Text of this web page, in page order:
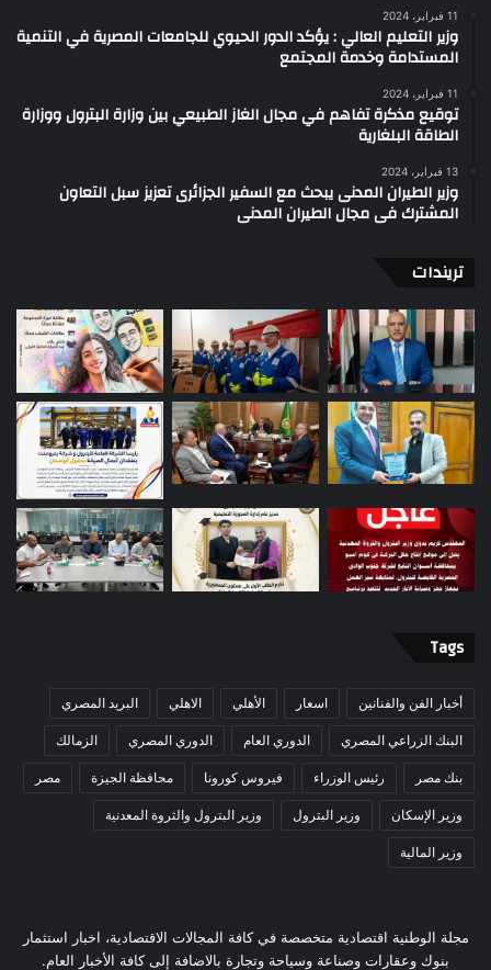
11 فبراير، 2024
وزير التعليم العالي : يؤكد الدور الحيوي للجامعات المصرية في التنمية
المستدامة وخدمة المجتمع
11 فبراير، 2024
توقيع مذكرة تفاهم في مجال الغاز الطبيعي بين وزارة البترول ووزارة
الطاقة البلغارية
13 فبراير، 2024
وزير الطيران المدنى يبحث مع السفير الجزائرى تعزيز سبل التعاون
المشترك فى مجال الطيران المدنى
تريندات
Tags
أخبار الفن والفنانين اسعار الأهلي الاهلي البريد المصري
البنك الزراعي المصري الدوري العام الدوري المصري الزمالك
بنك مصر رئيس الوزراء فيروس كورونا محافظة الجيزة مصر
وزير الإسكان وزير البترول وزير البترول والثروة المعدنية
وزير المالية
مجلة الوطنية اقتصادية متخصصة في كافة المجالات الاقتصادية، اخبار استثمار
بنوك وعقارات وصناعة وسياحة وتجارة بالاضافة إلى كافة الأخبار العام.